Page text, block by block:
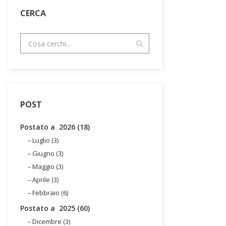
CERCA
POST
Postato a 2026 (18)
Luglio (3)
Giugno (3)
Maggio (3)
Aprile (3)
Febbraio (6)
Postato a 2025 (60)
Dicembre (3)